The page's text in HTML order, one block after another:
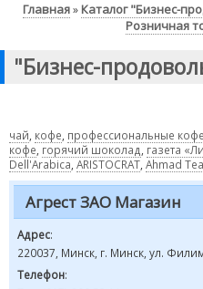
Главная» Каталог "Бизнес-
Розничная
"Бизнес-
чай кофе профессиональные
кофе горячий шоколад газета
Dell'Arabica ARISTOCRAT Ahmad Tea
Агрест ЗАО Магазин
Адрес:
220037, Минск, г. Минск, ул.
Телефон: